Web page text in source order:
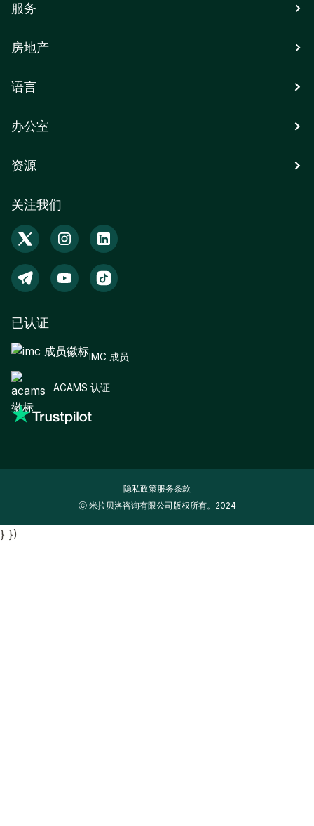
服务
房地产
语言
关注我们
办公室
资源
已认证
IMC 成员
ACAMS 认证
隐私政策服务条款
Ⓒ 米拉贝洛咨询有限公司版权所有。2024
} })